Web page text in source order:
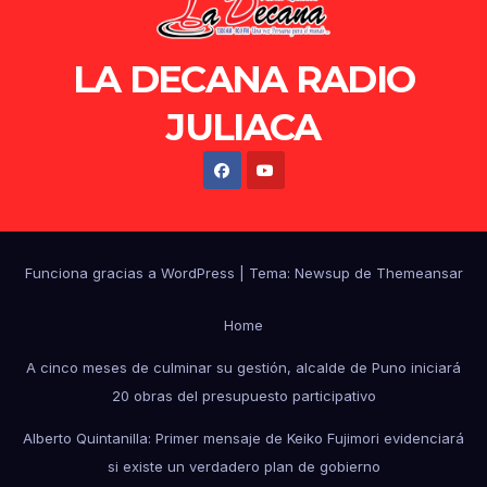
LA DECANA RADIO
JULIACA
Funciona gracias a WordPress Tema: Newsup de Themeansar
Home
A cinco meses de culminar su gestión, alcalde de Puno iniciará
20 obras del presupuesto participativo
Alberto Quintanilla: Primer mensaje de Keiko Fujimori evidenciará
si existe un verdadero plan de gobierno